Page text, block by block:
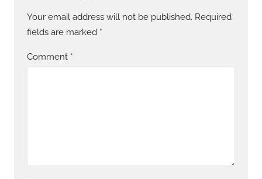
Your email address will not be published. Required
fields are marked *
Comment *